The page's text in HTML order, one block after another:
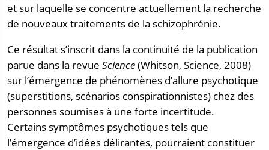
et sur laquelle se concentre actuellement la recherche
de nouveaux traitements de la schizophrénie.
Ce résultat s’inscrit dans la continuité de la publication
parue dans la revue Science(Whitson, Science, 2008)
sur l’émergence de phénomènes d’allure psychotique
(superstitions, scénarios conspirationnistes) chez des
personnes soumises à une forte incertitude.
Certains symptômes psychotiques tels que
l’émergence d’idées délirantes, pourraient constituer